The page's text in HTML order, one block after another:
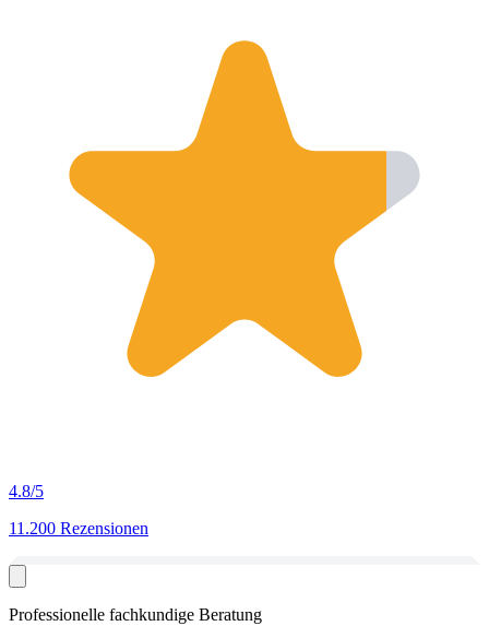
4.8/5
11.200 Rezensionen
Professionelle fachkundige Beratung